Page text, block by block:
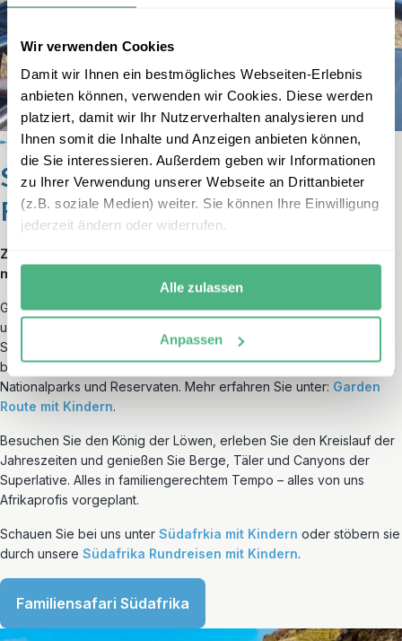
Wir verwenden Cookies
Damit wir Ihnen ein bestmögliches Webseiten-Erlebnis
anbieten können, verwenden wir Cookies. Diese werden
platziert, damit wir Ihr Nutzerverhalten analysieren und
Ihnen somit die Inhalte und Anzeigen anbieten können,
die Sie interessieren. Außerdem geben wir Informationen
zu Ihrer Verwendung unserer Webseite an Drittanbieter
(z.B. soziale Medien) weiter. Sie können Ihre Einwilligung
jederzeit ändern oder widerrufen.
Alle zulassen
Anpassen
Südafrika: Safari mit der ganzen
Familie
Zeigen Sie Ihren Kindern die Wunder der Welt und starten Sie
mit den Big Five in Südafrika!
Ganz im Süden des bunten Kontinentes wartet der ganze Zauber
unserer Erde auf Sie. Delfine, Pinguine und Wale an der Küste
Südafrikas (siehe
Walbeobachtung in Hermanus
blühende Natur an derGarden Routeund seltene Wildtiere in den
Nationalparks und Reservaten. Mehr erfahren Sie unter: Garden
Route mit Kindern.
Besuchen Sie den König der Löwen, erleben Sie den Kreislauf der
Jahreszeiten und genießen Sie Berge, Täler und Canyons der
Superlative. Alles in familiengerechtem Tempo – alles von uns
Afrikaprofis vorgeplant.
Schauen Sie bei uns unter Südafrkia mit Kindern oder stöbern sie
durch unsere Südafrika Rundreisen mit Kindern.
Familiensafari Südafrika